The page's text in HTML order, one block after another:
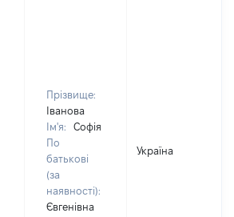
Прізвище:
Іванова
Ім'я:
Софія
По
батькові
(за
наявності):
Євгенівна
Україна